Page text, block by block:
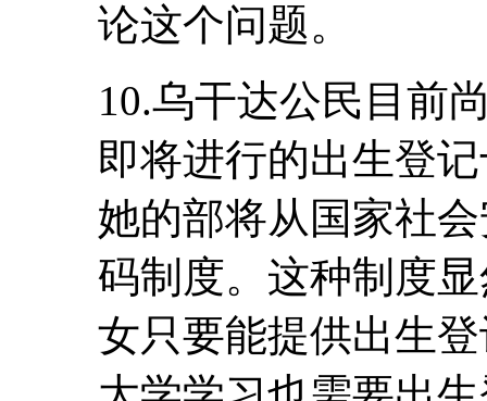
论这个问题。
10.乌干达公民目前
即将进行的出生登
她的部将从国家社
码制度。这种制度
女只要能提供出生